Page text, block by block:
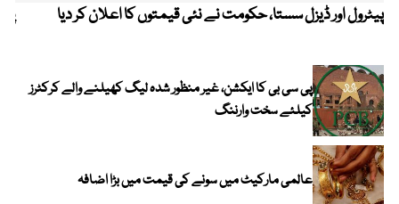
پیٹرول اور ڈیزل سستا، حکومت نے نئی قیمتوں کا اعلان کر دیا
پی سی بی کا ایکشن، غیر منظور شدہ لیگ کھیلنے والے کرکٹرز
کیلئے سخت وارننگ
عالمی مارکیٹ میں سونے کی قیمت میں بڑا اضافہ